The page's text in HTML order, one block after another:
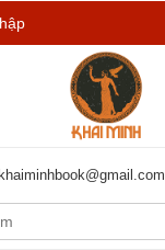
khaiminhbook@gmail.com